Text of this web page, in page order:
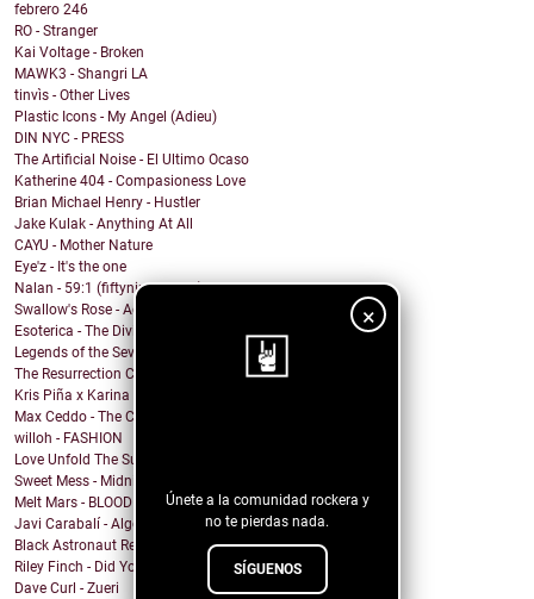
×
Únete a la comunidad rockera y
no te pierdas nada.
SÍGUENOS
febrero 246
RO - Stranger
Kai Voltage - Broken
MAWK3 - Shangri LA
tinvìs - Other Lives
Plastic Icons - My Angel (Adieu)
DIN NYC - PRESS
The Artificial Noise - El Ultimo Ocaso
Katherine 404 - Compasioness Love
Brian Michael Henry - Hustler
Jake Kulak - Anything At All
CAYU - Mother Nature
Eye'z - It's the one
Nalan - 59:1 (fiftynine to one)
Swallow's Rose - Accept Myself (feat. Catapults)
Esoterica - The Divide Acoustic (Live)
Legends of the Seven Golden Vampires - Come Home
The Resurrection Club - Survival
Kris Piña x Karina Vélez - June (Junio)
Max Ceddo - The Crack-Up
willoh - FASHION
Love Unfold The Sun - Delirium (live)
Sweet Mess - Midnight Knows my Name
Melt Mars - BLOOD MOON
Javi Carabalí - Algo Mágico Javi ...
Black Astronaut Records - ai12die
Riley Finch - Did You Even Flinch?
Dave Curl - Zueri